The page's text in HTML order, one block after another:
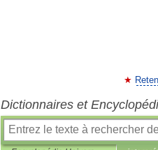
Dictionnaires et